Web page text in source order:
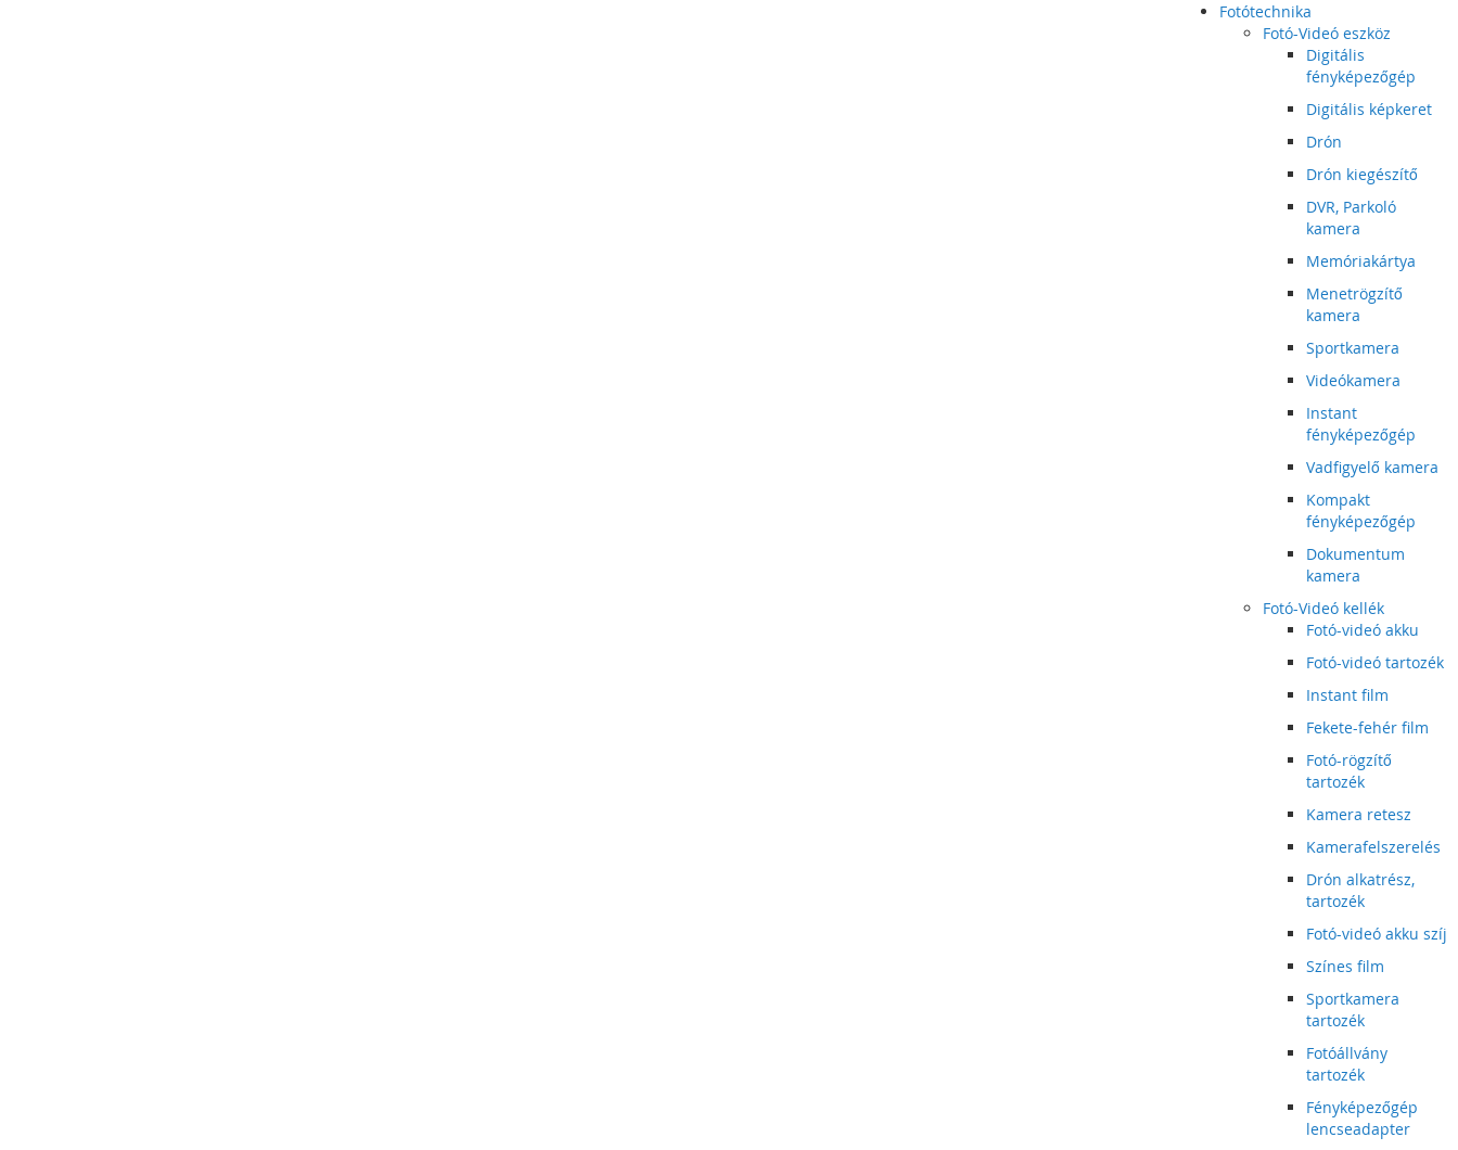
Fotótechnika
Fotó-Videó eszköz
Digitális
fényképezőgép
Digitális képkeret
Drón
Drón kiegészítő
DVR, Parkoló
kamera
Memóriakártya
Menetrögzítő
kamera
Sportkamera
Videókamera
Instant
fényképezőgép
Vadfigyelő kamera
Kompakt
fényképezőgép
Dokumentum
kamera
Fotó-Videó kellék
Fotó-videó akku
Fotó-videó tartozék
Instant film
Fekete-fehér film
Fotó-rögzítő
tartozék
Kamera retesz
Kamerafelszerelés
Drón alkatrész,
tartozék
Fotó-videó akku szíj
Színes film
Sportkamera
tartozék
Fotóállvány
tartozék
Fényképezőgép
lencseadapter